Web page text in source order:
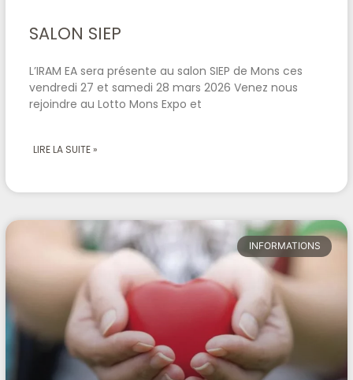
SALON SIEP
L’IRAM EA sera présente au salon SIEP de Mons ces
vendredi 27 et samedi 28 mars 2026 Venez nous
rejoindre au Lotto Mons Expo et
LIRE LA SUITE »
INFORMATIONS